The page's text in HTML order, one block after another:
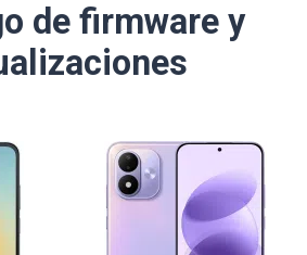
de firmware y